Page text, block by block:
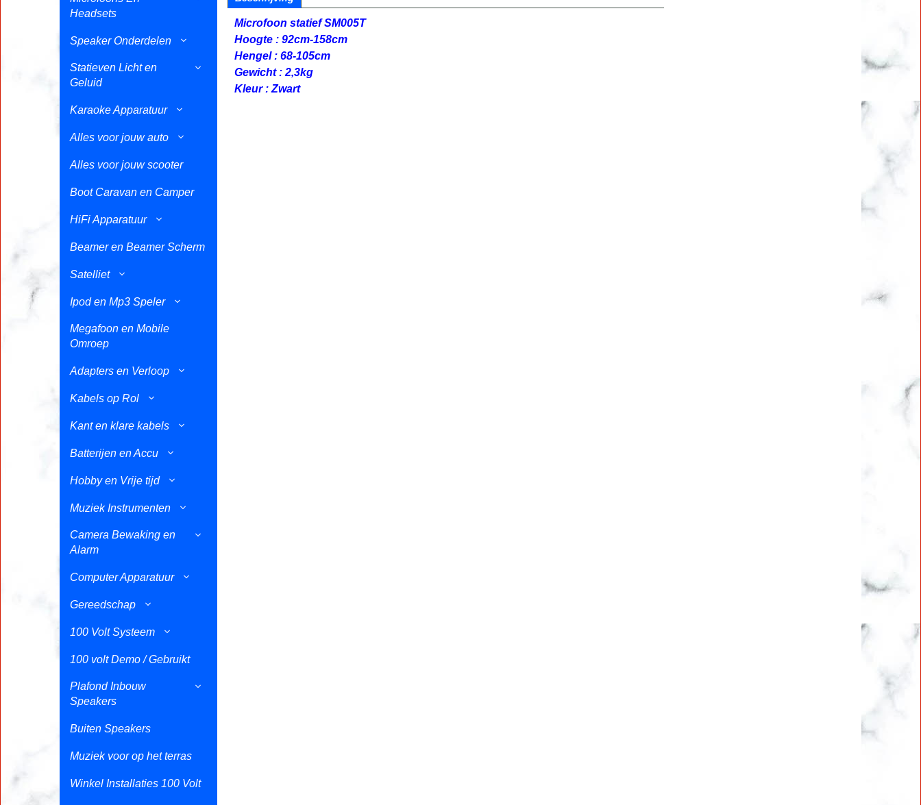
Headsets
Speaker Onderdelen
Statieven Licht en
Geluid
Karaoke Apparatuur
Alles voor jouw auto
Alles voor jouw scooter
Boot Caravan en Camper
HiFi Apparatuur
Beamer en Beamer Scherm
Satelliet
Ipod en Mp3 Speler
Megafoon en Mobile
Omroep
Adapters en Verloop
Kabels op Rol
Kant en klare kabels
Batterijen en Accu
Hobby en Vrije tijd
Muziek Instrumenten
Camera Bewaking en
Alarm
Computer Apparatuur
Gereedschap
100 Volt Systeem
100 volt Demo / Gebruikt
Plafond Inbouw
Speakers
Buiten Speakers
Muziek voor op het terras
Winkel Installaties 100 Volt
Microfoon statief SM005T
Hoogte : 92cm-158cm
Hengel : 68-105cm
Gewicht : 2,3kg
Kleur : Zwart